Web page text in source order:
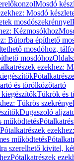
Mosdó
Mosdó
mosdószekrénnyel
Kézmosókhoz
Bútorba építhető
mosdóhoz,
mosdóhoz
ezekhez:
és törölközőtartó
Tükrök és
Tükrös
Dugaszoló
működtetés
Pótalkatrészek
működtetés
szerelhető kivitel,
Pótalkatrészek